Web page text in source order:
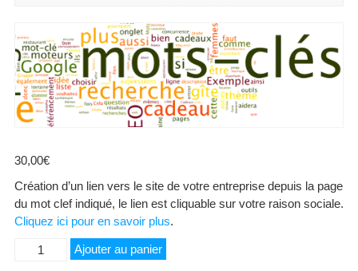
30,00€
Création d’un lien vers le site de votre entreprise depuis la page
du mot clef indiqué, le lien est cliquable sur votre raison sociale.
Cliquez ici pour en savoir plus.
quantité
Ajouter au panier